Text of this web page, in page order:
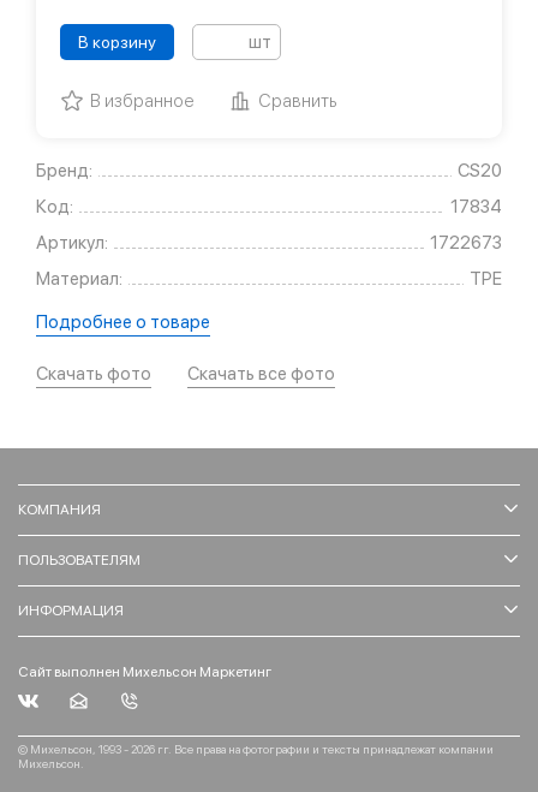
Бренд:
CS20
Код:
17834
Артикул:
1722673
Материал:
TPE
Подробнее о товаре
Скачать фото Скачать все фото
В корзину шт
В избранное Сравнить
КОМПАНИЯ
ПОЛЬЗОВАТЕЛЯМ
ИНФОРМАЦИЯ
Сайт выполнен Михельсон Маркетинг
© Михельсон, 1993 - 2026 гг. Все права на фотографии и тексты принадлежат компании
Михельсон.